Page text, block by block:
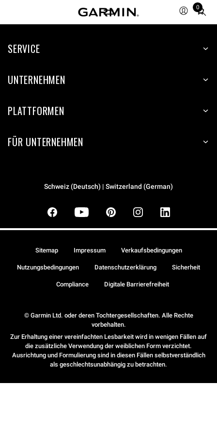
0
Total
items
cart:
SERVICE
UNTERNEHMEN
PLATTFORMEN
FÜR UNTERNEHMEN
Schweiz (Deutsch) | Switzerland (German)
© Garmin Ltd. oder deren Tochtergesellschaften. Alle Rechte
vorbehalten.
Zur Erhaltung einer vereinfachten Lesbarkeit wird in wenigen Fällen auf
die zusätzliche Verwendung der weiblichen Form verzichtet.
Ausrichtung und Formulierung sind in diesen Fällen selbstverständlich
als geschlechtsunabhängig zu betrachten.
Sitemap Impressum Verkaufsbedingungen
Nutzungsbedingungen Datenschutzerklärung Sicherheit
Compliance Digitale Barrierefreiheit